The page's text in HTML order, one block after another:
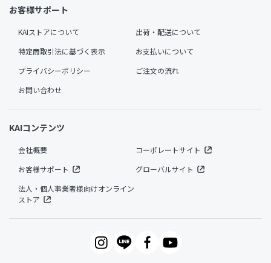
お客様サポート
KAIストアについて
出荷・配送について
特定商取引法に基づく表示
お支払いについて
プライバシーポリシー
ご注文の流れ
お問い合わせ
KAIコンテンツ
会社概要
コーポレートサイト
お客様サポート
グローバルサイト
法人・個人事業者様向けオンライン
ストア